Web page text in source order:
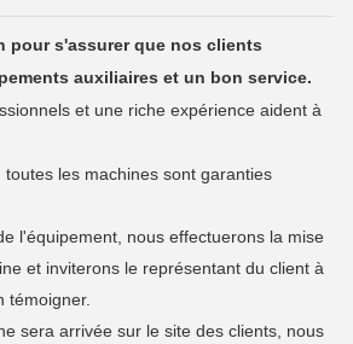
pour s'assurer que nos clients
auxiliaires et un bon service.
et une riche expérience aident à
les machines sont garanties
l'équipement, nous effectuerons la mise
et inviterons le représentant du client à
témoigner.
sera arrivée sur le site des clients, nous